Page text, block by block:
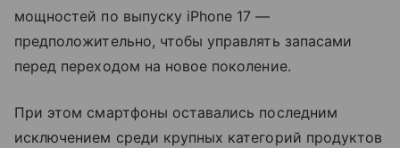
мощностей по выпуску iPhone 17 —
предположительно, чтобы управлять запасами
перед переходом на новое поколение.
При этом смартфоны оставались последним
исключением среди крупных категорий продуктов